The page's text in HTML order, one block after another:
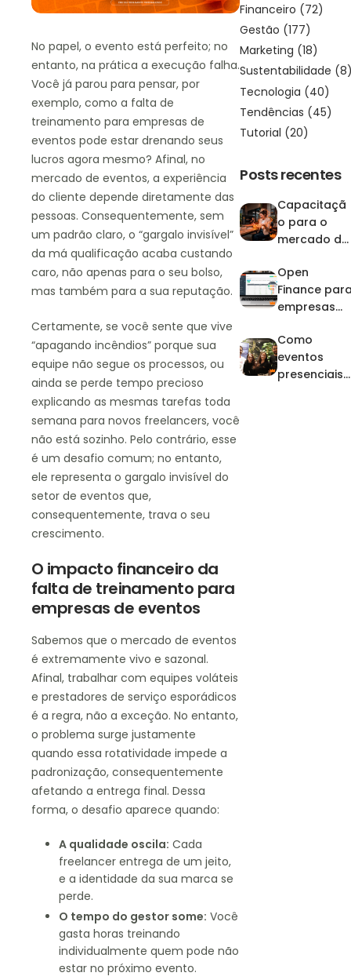
No papel, o evento está perfeito; no
entanto, na prática a execução falha.
Você já parou para pensar, por
exemplo, como a falta de
treinamento para empresas de
eventos pode estar drenando seus
lucros agora mesmo? Afinal, no
mercado de eventos, a experiência
do cliente depende diretamente das
pessoas. Consequentemente, sem
um padrão claro, o “gargalo invisível”
da má qualificação acaba custando
caro, não apenas para o seu bolso,
mas também para a sua reputação.
Certamente, se você sente que vive
“apagando incêndios” porque sua
equipe não segue os processos, ou
ainda se perde tempo precioso
explicando as mesmas tarefas toda
semana para novos freelancers, você
não está sozinho. Pelo contrário, esse
é um desafio comum; no entanto,
ele representa o gargalo invisível do
setor de eventos que,
consequentemente, trava o seu
crescimento.
O impacto financeiro da
falta de treinamento para
empresas de eventos
Sabemos que o mercado de eventos
é extremamente vivo e sazonal.
Afinal, trabalhar com equipes voláteis
e prestadores de serviço esporádicos
é a regra, não a exceção. No entanto,
o problema surge justamente
quando essa rotatividade impede a
padronização, consequentemente
afetando a entrega final. Dessa
forma, o desafio aparece quando:
A qualidade oscila: Cada
freelancer entrega de um jeito,
e a identidade da sua marca se
perde.
O tempo do gestor some: Você
gasta horas treinando
individualmente quem pode não
estar no próximo evento.
Financeiro (72)
Gestão (177)
Marketing (18)
Sustentabilidade
Tecnologia (40)
Tendências (45)
Tutorial (20)
Posts recentes
Capacitaçã
o para o
mercado de
que investir
na
profissionali
Open
Finance
empresas
Como
eventos
presenciais